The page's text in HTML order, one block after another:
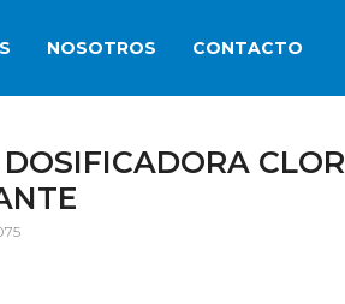
NOSOTROS CONTACTO